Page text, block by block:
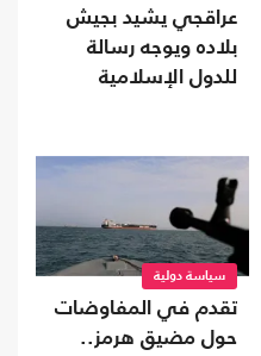
عراقجي يشيد بجيش
بلاده ويوجه رسالة
للدول الإسلامية
سياسة دولية
تقدم في المفاوضات
حول مضيق هرمز..